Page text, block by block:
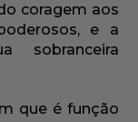
coragem aos
e a
sobranceira
que é função